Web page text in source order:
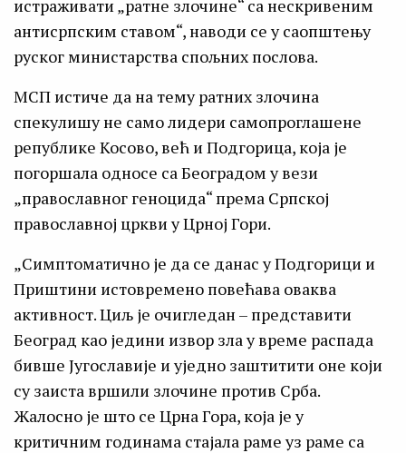
истраживати „ратне злочине“ са нескривеним
антисрпским ставом“, наводи се у саопштењу
руског министарства спољних послова.
МСП истиче да на тему ратних злочина
спекулишу не само лидери самопроглашене
републике Косово, већ и Подгорица, која је
погоршала односе са Београдом у вези
„православног геноцида“ према Српској
православној цркви у Црној Гори.
„Симптоматично је да се данас у Подгорици и
Приштини истовремено повећава оваква
активност. Циљ је очигледан – представити
Београд као једини извор зла у време распада
бивше Југославије и уједно заштитити оне који
су заиста вршили злочине против Срба.
Жалосно је што се Црна Гора, која је у
критичним годинама стајала раме уз раме са